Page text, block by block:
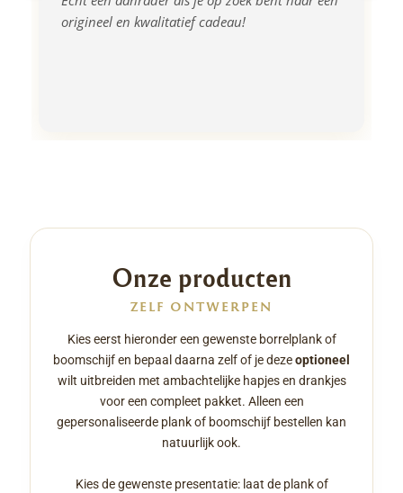
origineel en kwalitatief cadeau!
Onze producten
ZELF ONTWERPEN
Kies eerst hieronder een gewenste borrelplank of
boomschijf en bepaal daarna zelf of je dezeoptioneel
wilt uitbreiden met ambachtelijke hapjes en drankjes
voor een compleet pakket. Alleen een
gepersonaliseerde plank of boomschijf bestellen kan
natuurlijk ook.
Kies de gewenste presentatie: laat de plank of